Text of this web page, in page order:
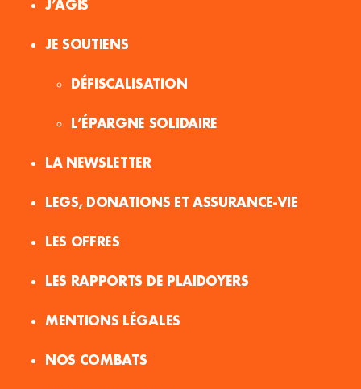
J’AGIS
JE SOUTIENS
DÉFISCALISATION
L’ÉPARGNE SOLIDAIRE
LA NEWSLETTER
LEGS, DONATIONS ET ASSURANCE-VIE
LES OFFRES
LES RAPPORTS DE PLAIDOYERS
MENTIONS LÉGALES
NOS COMBATS